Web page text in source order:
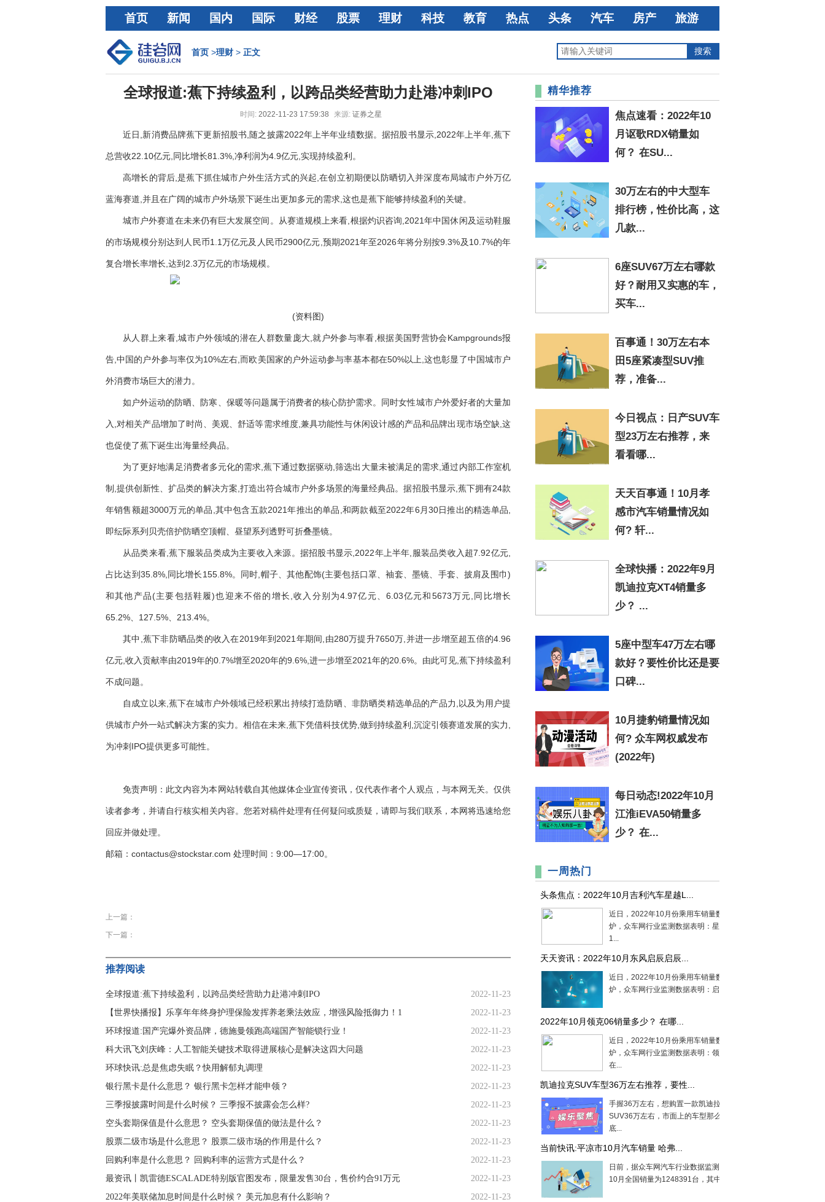
首页 新闻 国内 国际 财经 股票 理财 科技 教育 热点 头条 汽车 房产
旅游
经济
首页>理财> 正文
全球报道:蕉下持续盈利，以跨品类经营助力赴港冲刺IPO
时间: 2022-11-23 17:59:38 来源: 证券之星
近日,新消费品牌蕉下更新招股书,随之披露2022年上半年业绩数据。据招股书显示,2022年上半年,蕉下
总营收22.10亿元,同比增长81.3%,净利润为4.9亿元,实现持续盈利。
高增长的背后,是蕉下抓住城市户外生活方式的兴起,在创立初期便以防晒切入并深度布局城市户外万亿
蓝海赛道,并且在广阔的城市户外场景下诞生出更加多元的需求,这也是蕉下能够持续盈利的关键。
城市户外赛道在未来仍有巨大发展空间。从赛道规模上来看,根据灼识咨询,2021年中国休闲及运动鞋服
的市场规模分别达到人民币1.1万亿元及人民币2900亿元,预期2021年至2026年将分别按9.3%及10.7%的年
复合增长率增长,达到2.3万亿元的市场规模。
(资料图)
从人群上来看,城市户外领域的潜在人群数量庞大,就户外参与率看,根据美国野营协会Kampgrounds报
告,中国的户外参与率仅为10%左右,而欧美国家的户外运动参与率基本都在50%以上,这也彰显了中国城市户
外消费市场巨大的潜力。
如户外运动的防晒、防寒、保暖等问题属于消费者的核心防护需求。同时女性城市户外爱好者的大量加
入,对相关产品增加了时尚、美观、舒适等需求维度,兼具功能性与休闲设计感的产品和品牌出现市场空缺,这
也促使了蕉下诞生出海量经典品。
为了更好地满足消费者多元化的需求,蕉下通过数据驱动,筛选出大量未被满足的需求,通过内部工作室机
制,提供创新性、扩品类的解决方案,打造出符合城市户外多场景的海量经典品。据招股书显示,蕉下拥有24款
年销售额超3000万元的单品,其中包含五款2021年推出的单品,和两款截至2022年6月30日推出的精选单品,
即纭际系列贝壳倍护防晒空顶帽、昼望系列透野可折叠墨镜。
从品类来看,蕉下服装品类成为主要收入来源。据招股书显示,2022年上半年,服装品类收入超7.92亿元,
占比达到35.8%,同比增长155.8%。同时,帽子、其他配饰(主要包括口罩、袖套、墨镜、手套、披肩及围巾)
和其他产品(主要包括鞋履)也迎来不俗的增长,收入分别为4.97亿元、6.03亿元和5673万元,同比增长
65.2%、127.5%、213.4%。
其中,蕉下非防晒品类的收入在2019年到2021年期间,由280万提升7650万,并进一步增至超五倍的4.96
亿元,收入贡献率由2019年的0.7%增至2020年的9.6%,进一步增至2021年的20.6%。由此可见,蕉下持续盈利
不成问题。
自成立以来,蕉下在城市户外领域已经积累出持续打造防晒、非防晒类精选单品的产品力,以及为用户提
供城市户外一站式解决方案的实力。相信在未来,蕉下凭借科技优势,做到持续盈利,沉淀引领赛道发展的实力,
为冲刺IPO提供更多可能性。
免责声明：此文内容为本网站转载自其他媒体企业宣传资讯，仅代表作者个人观点，与本网无关。仅供
读者参考，并请自行核实相关内容。您若对稿件处理有任何疑问或质疑，请即与我们联系，本网将迅速给您
回应并做处理。
邮箱：contactus@stockstar.com 处理时间：9:00—17:00。
上一篇：
下一篇：
推荐阅读
全球报道:蕉下持续盈利，以跨品类经营助力赴港冲刺IPO
2022-11-23
【世界快播报】乐享年年终身护理保险发挥养老乘法效应，增强风险抵御力！1
2022-11-23
环球报道:国产完爆外资品牌，德施曼领跑高端国产智能锁行业！
2022-11-23
科大讯飞刘庆峰：人工智能关键技术取得进展核心是解决这四大问题
2022-11-23
环球快讯:总是焦虑失眠？快用解郁丸调理
2022-11-23
银行黑卡是什么意思？ 银行黑卡怎样才能申领？
2022-11-23
三季报披露时间是什么时候？ 三季报不披露会怎么样?
2022-11-23
空头套期保值是什么意思？ 空头套期保值的做法是什么？
2022-11-23
股票二级市场是什么意思？ 股票二级市场的作用是什么？
2022-11-23
回购利率是什么意思？ 回购利率的运营方式是什么？
2022-11-23
最资讯丨凯雷德ESCALADE特别版官图发布，限量发售30台，售价约合91万元
2022-11-23
2022年美联储加息时间是什么时候？ 美元加息有什么影响？
2022-11-23
精华推荐
焦点速看：2022年10
月讴歌RDX销量如
何？ 在SU...
30万左右的中大型车
排行榜，性价比高，这
几款...
6座SUV67万左右哪款
好？耐用又实惠的车，
买车...
百事通！30万左右本
田5座紧凑型SUV推
荐，准备...
今日视点：日产SUV车
型23万左右推荐，来
看看哪...
天天百事通！10月孝
感市汽车销量情况如
何? 轩...
全球快播：2022年9月
凯迪拉克XT4销量多
少？ ...
5座中型车47万左右哪
款好？要性价比还是要
口碑...
10月捷豹销量情况如
何? 众车网权威发布
(2022年)
每日动态!2022年10月
江淮iEVA50销量多
少？ 在...
一周热门
头条焦点：2022年10月吉利汽车星越L...
近日，2022年10月份乘用车销量数据出
炉，众车网行业监测数据表明：星越L在
1...
天天资讯：2022年10月东风启辰启辰...
近日，2022年10月份乘用车销量数据出
炉，众车网行业监测数据表明：启辰大V...
2022年10月领克06销量多少？ 在哪...
近日，2022年10月份乘用车销量数据出
炉，众车网行业监测数据表明：领克06
在...
凯迪拉克SUV车型36万左右推荐，要性...
手握36万左右，想购置一款凯迪拉克
SUV36万左右，市面上的车型那么多，到
底...
当前快讯:平凉市10月汽车销量 哈弗...
日前，据众车网汽车行业数据监测显示，
10月全国销量为1248391台，其中平凉...